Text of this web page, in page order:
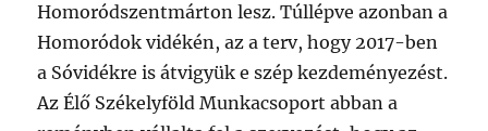
Homoródszentmárton lesz. Túllépve azonban a
Homoródok vidékén, az a terv, hogy 2017-ben
a Sóvidékre is átvigyük e szép kezdeményezést.
Az Élő Székelyföld Munkacsoport abban a